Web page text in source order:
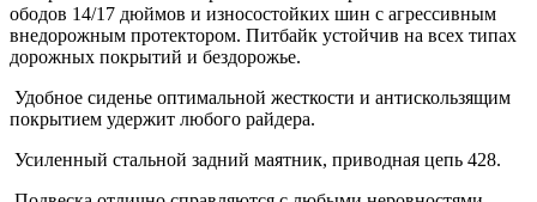
ободов 14/17 дюймов и износостойких шин с агрессивным
внедорожным протектором. Питбайк устойчив на всех типах
дорожных покрытий и бездорожье.
Удобное сиденье оптимальной жесткости и антискользящим
покрытием удержит любого райдера.
Усиленный стальной задний маятник, приводная цепь 428.